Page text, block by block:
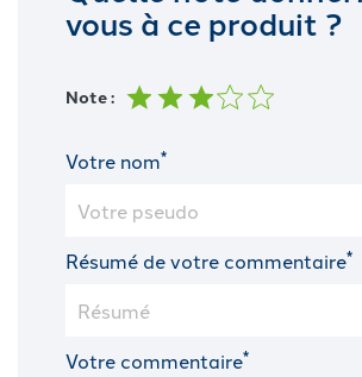
vous à ce produit ?
Note :
Votre nom*
Résumé de votre commentaire*
Votre commentaire*